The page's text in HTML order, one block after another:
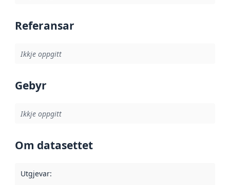
Referansar
Ikkje oppgitt
Gebyr
Ikkje oppgitt
Om datasettet
Utgjevar: